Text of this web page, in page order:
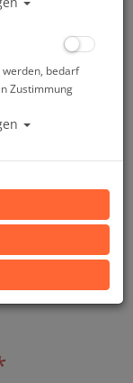
#
werden, bedarf
Zustimmung